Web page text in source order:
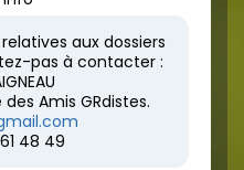
aux dossiers
pas à contacter :
Amis GRdistes.
48 49